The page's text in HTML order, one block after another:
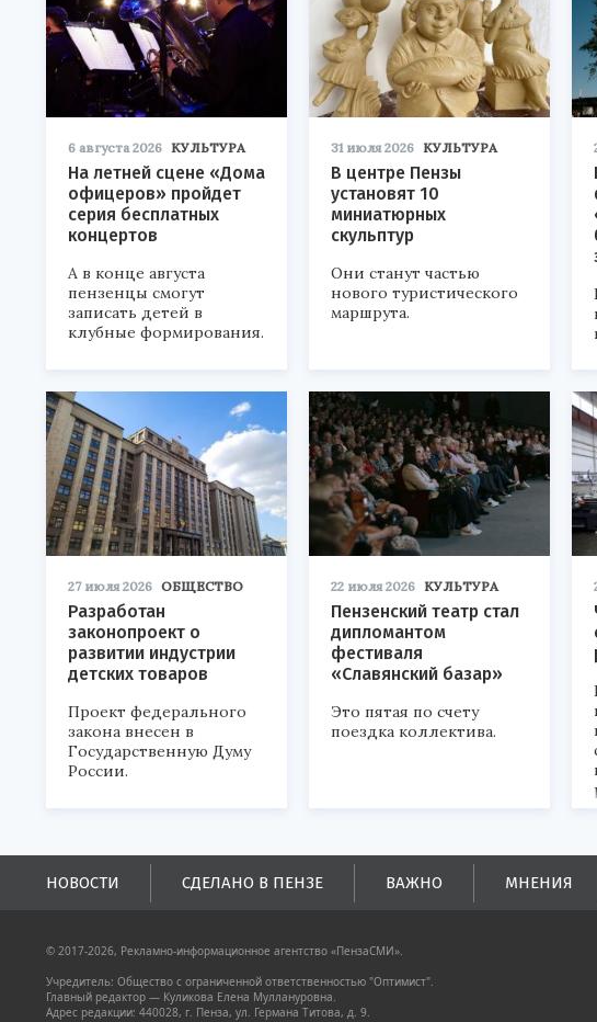
6 августа 2026 КУЛЬТУРА
На летней сцене «Дома
офицеров» пройдет
серия бесплатных
концертов
А в конце августа
пензенцы смогут
записать детей в
клубные формирования.
31 июля 2026 КУЛЬТУРА
В центре Пензы
установят 10
миниатюрных
скульптур
Они станут частью
нового туристического
маршрута.
27 июля 2026 ОБЩЕСТВО
Разработан
законопроект о
развитии индустрии
детских товаров
Проект федерального
закона внесен в
Государственную Думу
России.
22 июля 2026 КУЛЬТУРА
Пензенский театр стал
дипломантом
фестиваля
«Славянский базар»
Это пятая по счету
поездка коллектива.
НОВОСТИ СДЕЛАНО В ПЕНЗЕ ВАЖНО МНЕНИЯ
© 2017-2026, Рекламно-информационное агентство «ПензаСМИ».
Учредитель: Общество с ограниченной ответственностью "Оптимист".
Главный редактор — Куликова Елена Муллануровна.
Адрес редакции: 440028, г. Пенза, ул. Германа Титова, д. 9.